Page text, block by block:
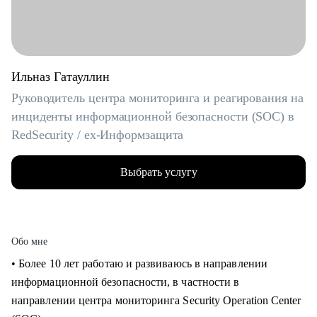
Ильназ Гатауллин
Руководитель центра мониторинга и реагирования на
инциденты информационной безопасности (SOC) в
RedSecurity / ex-Информзащита
Выбрать услугу
Обо мне
• Более 10 лет работаю и развиваюсь в направлении
информационной безопасности, в частности в
направлении центра мониторинга Security Operation Center